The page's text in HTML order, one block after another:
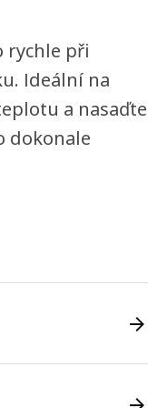
rychle při
Ideální na
a nasaďte
dokonale